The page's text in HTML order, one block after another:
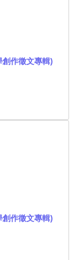
作徵文專輯)
作徵文專輯)